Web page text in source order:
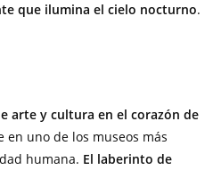
que ilumina el cielo nocturno.
arte y cultura en el corazón de
en uno de los museos más
humana. El laberinto de